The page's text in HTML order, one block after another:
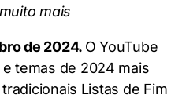
mais
de 2024. O YouTube
temas de 2024 mais
Listas de Fim